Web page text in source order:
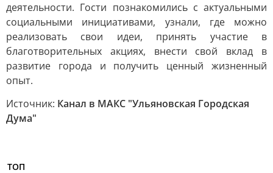
деятельности. Гости познакомились с актуальными
социальными инициативами, узнали, где можно
реализовать свои идеи, принять участие в
благотворительных акциях, внести свой вклад в
развитие города и получить ценный жизненный
опыт.
Источник: Канал в МАКС "Ульяновская Городская
Дума"
ТОП